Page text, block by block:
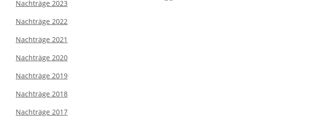
Nachträge 2023
Nachträge 2022
Nachträge 2021
Nachträge 2020
Nachträge 2019
Nachträge 2018
Nachträge 2017